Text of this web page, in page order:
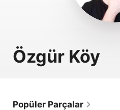
Özgür Köy
Popüler Parçalar